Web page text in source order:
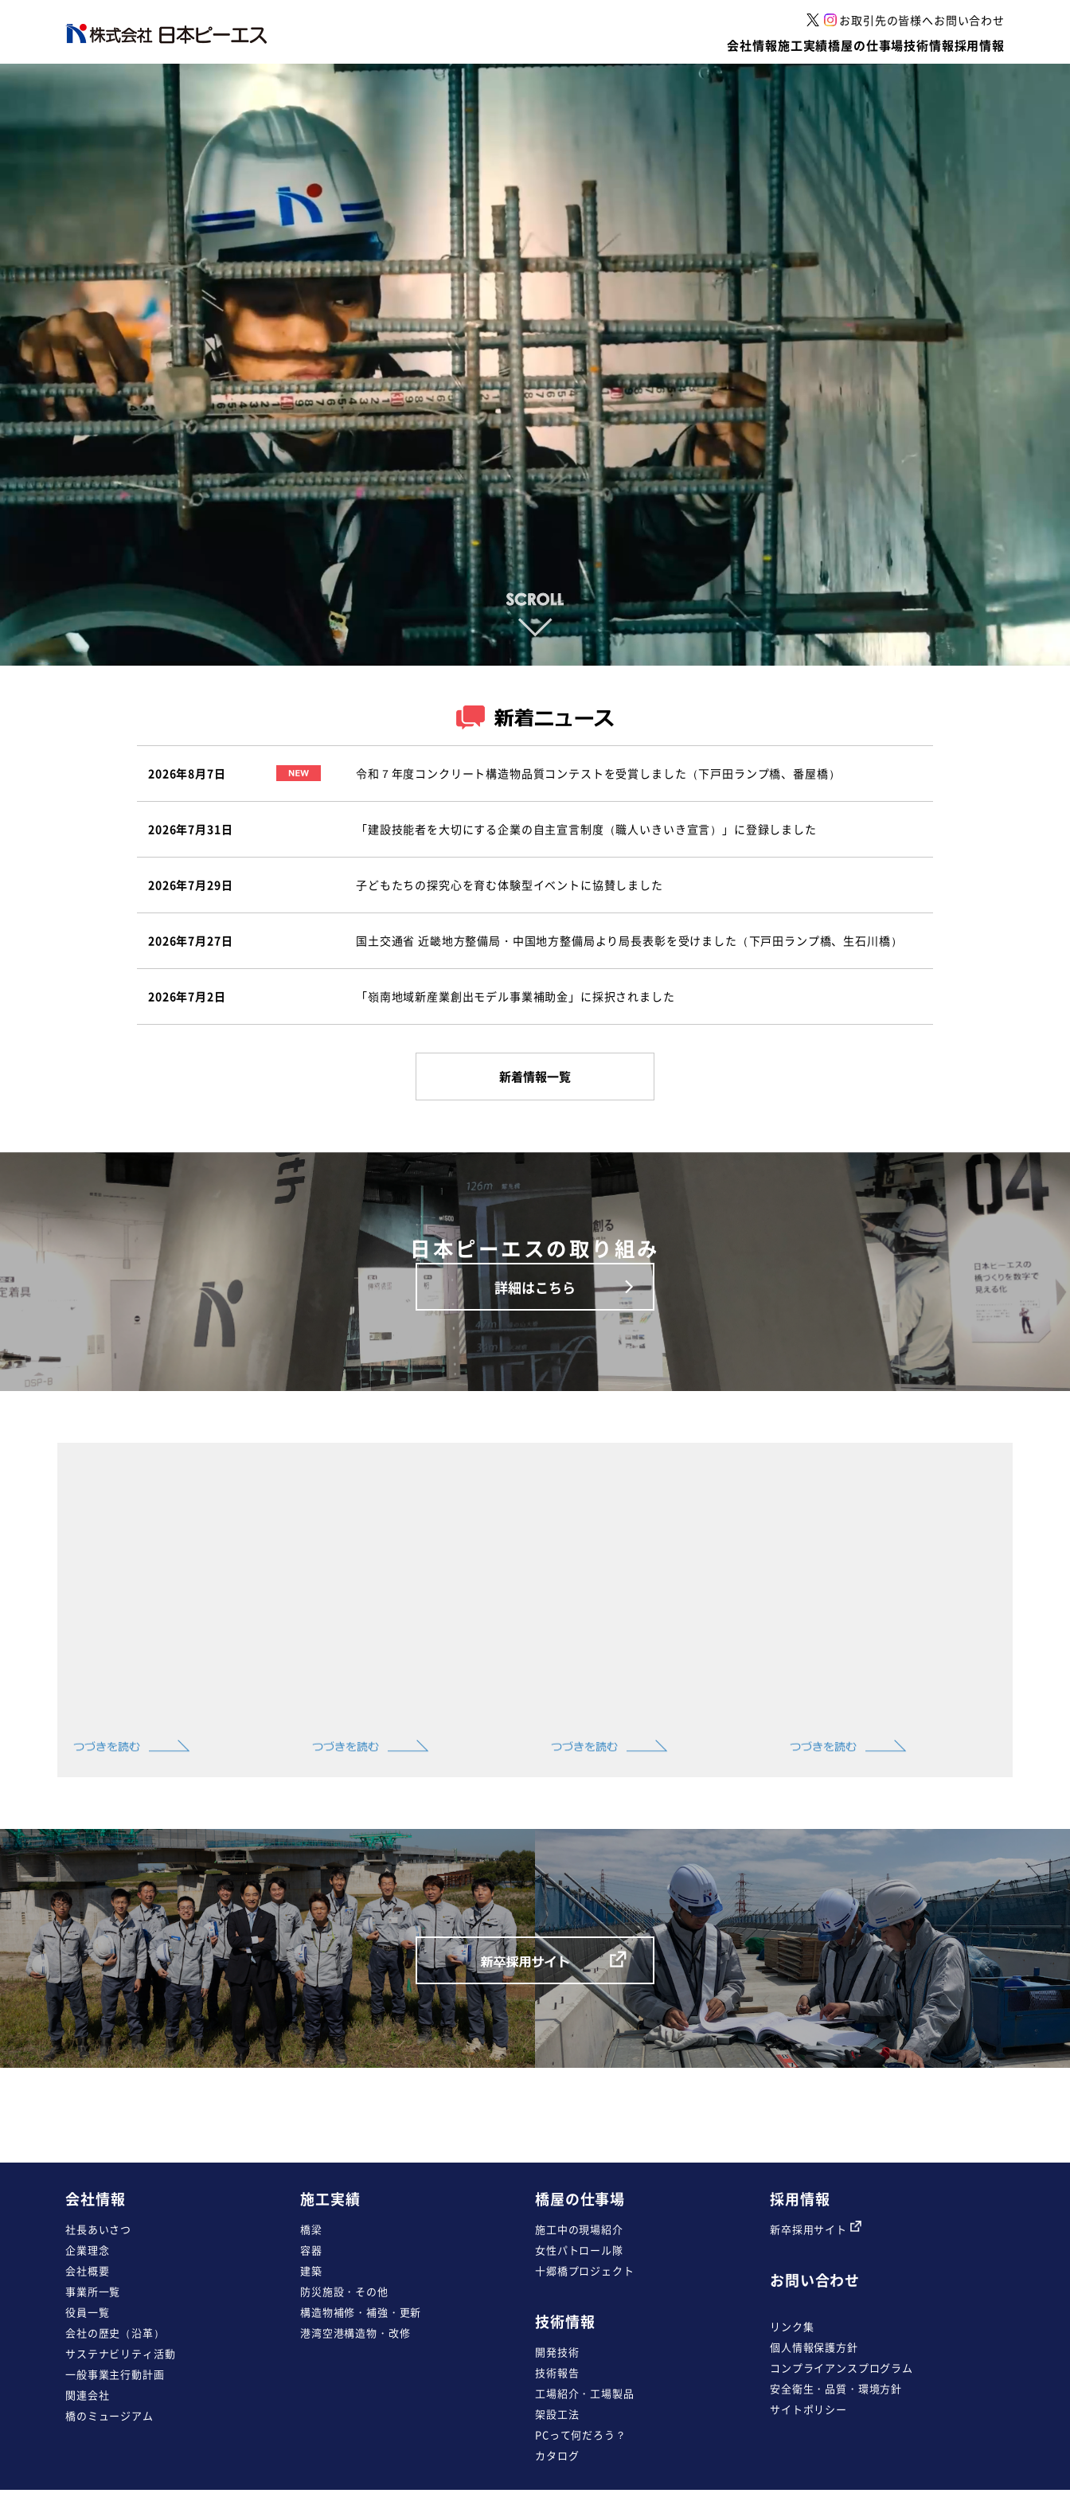
お取引先の皆様へお問い合わせ
会社情報施工実績橋屋の仕事場技術情報採用情報
2026年8月7日 令和７年度コンクリート構造物品質コンテストを受賞しました（下戸田ランプ橋、番屋橋）
2026年7月31日 「建設技能者を大切にする企業の自主宣言制度（職人いきいき宣言）」に登録しました
2026年7月29日 子どもたちの探究心を育む体験型イベントに協賛しました
2026年7月27日 国土交通省 近畿地方整備局・中国地方整備局より局長表彰を受けました（下戸田ランプ橋、生石川橋）
2026年7月2日 「嶺南地域新産業創出モデル事業補助金」に採択されました
新着情報一覧
日本ピーエスの取り組み
詳細はこちら
会社情報
社長あいさつ
企業理念
会社概要
事業所一覧
役員一覧
会社の歴史（沿革）
サステナビリティ活動
一般事業主行動計画
関連会社
橋のミュージアム
施工実績
橋梁
容器
建築
防災施設・その他
構造物補修・補強・更新
港湾空港構造物・改修
橋屋の仕事場
施工中の現場紹介
女性パトロール隊
十郷橋プロジェクト
技術情報
開発技術
技術報告
工場紹介・工場製品
架設工法
PCって何だろう？
カタログ
採用情報
新卒採用サイト
お問い合わせ
リンク集
個人情報保護方針
コンプライアンスプログラム
安全衛生・品質・環境方針
サイトポリシー